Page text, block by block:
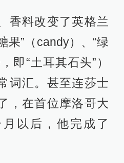
香料改变了英格兰
果”（candy）、“绿
即“土耳其石头”）
词汇。甚至连莎士
，在首位摩洛哥大
以后，他完成了